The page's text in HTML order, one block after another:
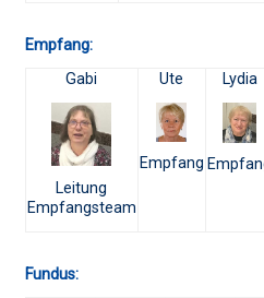
Empfang:
Gabi
Leitung
Empfangsteam
Ute
Empfang
Lydia
Fundus: